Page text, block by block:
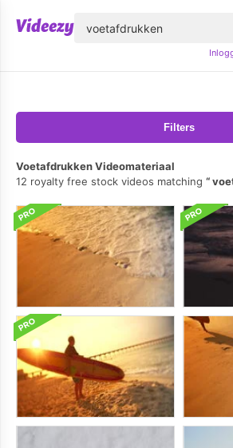
Filters
Voetafdrukken Videomateriaal
12 royalty free stock videos matching